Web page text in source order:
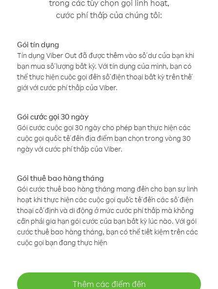
trong các tùy chọn gọi linh hoạt,
cước phí thấp của chúng tôi:
Gói tín dụng
Tín dụng Viber Out đã được thêm vào số dư của bạn khi
bạn mua số lượng bất kỳ. Với tín dụng của mình, bạn có
thể thực hiện cuộc gọi đến số điện thoại bất kỳ trên thế
giới với cước phí thấp của Viber.
Gói cước gọi 30 ngày
Gói cước cuộc gọi 30 ngày cho phép bạn thực hiện các
cuộc gọi quốc tế đến địa điểm bạn chọn trong vòng 30
ngày với cước phí thấp của Viber.
Gói thuê bao hàng tháng
Gói cước thuê bao hàng tháng mang đến cho bạn sự linh
hoạt khi thực hiện các cuộc gọi quốc tế đến các số điện
thoại cố định và di động ở mức cước phí thấp mà không
cần phải gia hạn gói cước của bạn bất kỳ lúc nào. Với gói
cước thuê bao hàng tháng, bạn có thể tiết kiệm trên các
cuộc gọi bạn đang thực hiện
Thêm các điểm đến